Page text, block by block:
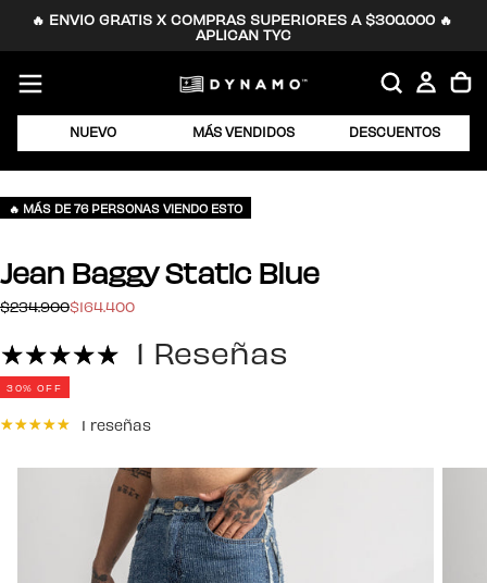
🔥 ENVIO GRATIS X COMPRAS SUPERIORES A $300.000 🔥
APLICAN TYC
SALTAR
NUEVO MÁS VENDIDOS DESCUENTOS
🔥 MÁS DE 76 PERSONAS VIENDO ESTO
Jean Baggy Static Blue
$164.400
Precio
$234.900Precio
oferta
$164.400
1 Reseñas
30% OFF
1 reseñas